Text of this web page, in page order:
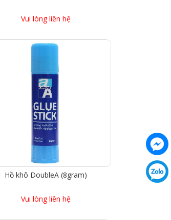
Vui lòng liên hệ
Hồ khô DoubleA (8gram)
Vui lòng liên hệ